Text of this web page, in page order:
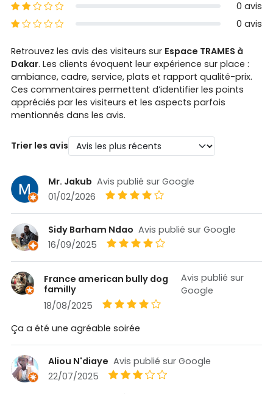
2 étoiles
0 avis
1 étoiles
0 avis
Retrouvez les avis des visiteurs sur Espace TRAMES à
Dakar. Les clients évoquent leur expérience sur place :
ambiance, cadre, service, plats et rapport qualité-prix.
Ces commentaires permettent d’identifier les points
appréciés par les visiteurs et les aspects parfois
mentionnés dans les avis.
Trier les avis
Mr. Jakub Avis publié sur Google
01/02/2026
Sidy Barham Ndao Avis publié sur Google
16/09/2025
France american bully dog
familly
Avis publié sur
Google
18/08/2025
Ça a été une agréable soirée
Aliou N'diaye Avis publié sur Google
22/07/2025